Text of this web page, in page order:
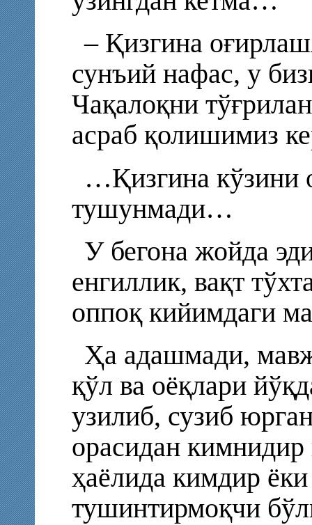
– Қизгина
сунъий нафас, у
Чақалоқни
асраб қолишимиз
…Қизгина кўзини
тушунмади…
У бегона жойда
енгиллик, вақт
оппоқ кийимдаги
Ҳа адашмади,
қўл ва оёқлари
узилиб, сузиб
орасидан кимнидир
ҳаёлида кимдир
тушинтирмоқчи